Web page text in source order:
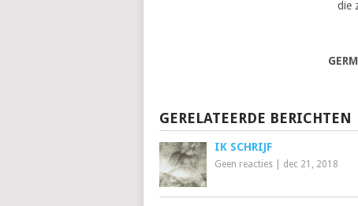
die
GERELATEERDE BERICHTEN
IK SCHRIJF
Geen reacties dec 21, 2018